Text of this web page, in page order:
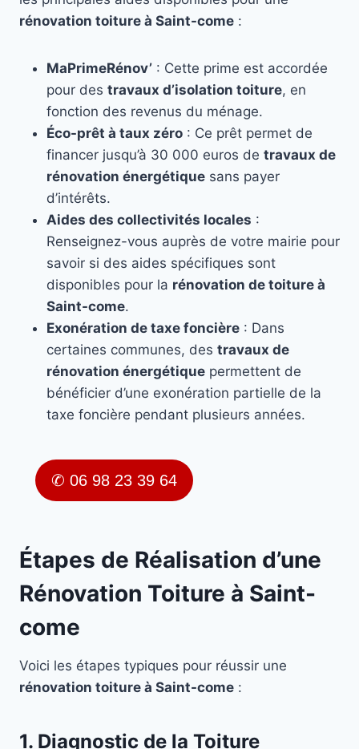
rénovation toiture à Saint-come :
MaPrimeRénov’ : Cette prime est accordée
pour des travaux d’isolation toiture, en
fonction des revenus du ménage.
Éco-prêt à taux zéro : Ce prêt permet de
financer jusqu’à 30 000 euros de travaux de
rénovation énergétique sans payer
d’intérêts.
Aides des collectivités locales :
Renseignez-vous auprès de votre mairie pour
savoir si des aides spécifiques sont
disponibles pour la rénovation de toiture à
Saint-come.
Exonération de taxe foncière : Dans
certaines communes, des travaux de
rénovation énergétique permettent de
bénéficier d’une exonération partielle de la
taxe foncière pendant plusieurs années.
✆ 06 98 23 39 64
Étapes de Réalisation d’une
Rénovation Toiture à Saint-
come
Voici les étapes typiques pour réussir une
rénovation toiture à Saint-come :
1. Diagnostic de la Toiture